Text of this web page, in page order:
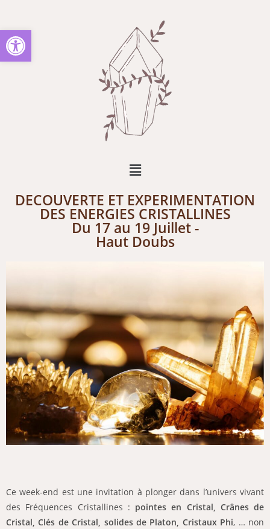
Ouvrir la barre d’outils
DECOUVERTE ET EXPERIMENTATION
DES ENERGIES CRISTALLINES
Du 17 au 19 Juillet -
Haut Doubs
Ce week-end est une invitation à plonger dans l’univers vivant
des Fréquences Cristallines : pointes en Cristal, Crânes de
Cristal, Clés de Cristal, solides de Platon, Cristaux Phi, … non